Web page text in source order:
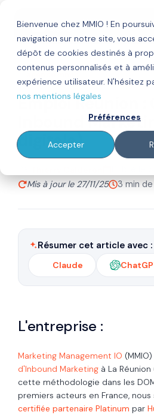
Bienvenue chez MMIO ! En
navigation sur notre site, vous
dépôt de cookies destinés à
contenus personnalisés et à
expérience utilisateur. N'hésitez
nos mentions légales
Préférences
Accepter
agence mmio
Emploi Réunion
Inbound
digitale)
Mis à jour le 27/11/25
3 min
Résumer cet article avec :
Claude
L'entreprise :
Marketing Management IO
d'Inbound Marketing à La
cette méthodologie dans les
premiers acteurs en France,
certifiée partenaire Platinum par